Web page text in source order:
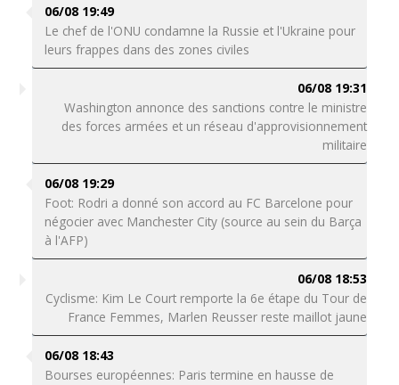
06/08 19:49
Le chef de l'ONU condamne la Russie et l'Ukraine pour
leurs frappes dans des zones civiles
06/08 19:31
Washington annonce des sanctions contre le ministre
des forces armées et un réseau d'approvisionnement
militaire
06/08 19:29
Foot: Rodri a donné son accord au FC Barcelone pour
négocier avec Manchester City (source au sein du Barça
à l'AFP)
06/08 18:53
Cyclisme: Kim Le Court remporte la 6e étape du Tour de
France Femmes, Marlen Reusser reste maillot jaune
06/08 18:43
Bourses européennes: Paris termine en hausse de